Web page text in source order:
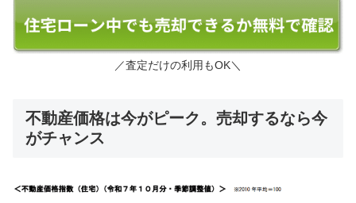
／査定だけの利用もOK＼
不動産価格は今がピーク。売却するなら今
がチャンス